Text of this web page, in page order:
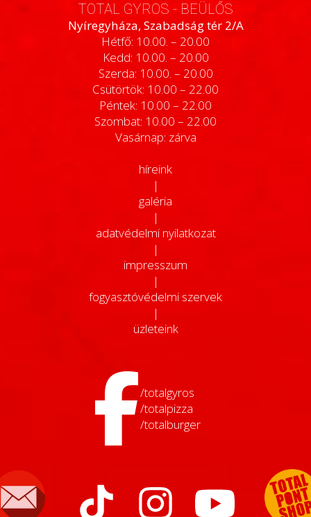
TOTAL GYROS - BEÜLŐS
Nyíregyháza, Szabadság tér 2/A
Hétfő: 10.00. – 20.00
Kedd: 10.00. – 20.00
Szerda: 10.00. – 20.00
Csütörtök: 10.00 – 22.00
Péntek: 10.00 – 22.00
Szombat: 10.00 – 22.00
Vasárnap: zárva
híreink
|
galéria
|
adatvédelmi nyilatkozat
|
impresszum
|
fogyasztóvédelmi szervek
|
üzleteink
/totalgyros
/totalpizza
/totalburger